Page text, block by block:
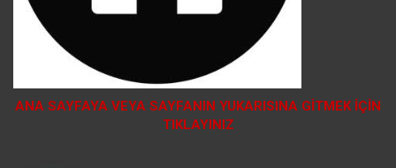
ANA SAYFAYA VEYA SAYFANIN YUKARISINA GİTMEK İÇİN
TIKLAYINIZ